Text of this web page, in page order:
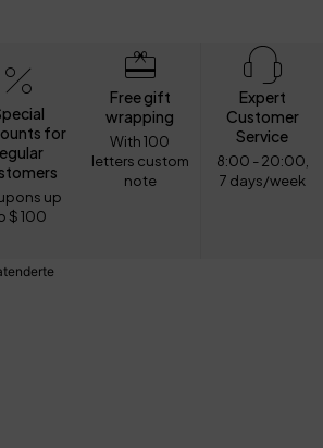
for
up
$ 100
Free gift
wrapping
With 100
letters custom
note
Expert
Customer
Service
8:00 - 20:00,
7 days/week